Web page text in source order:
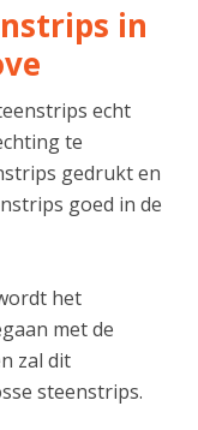
in
echt
te
gedrukt en
goed in de
het
met de
zal dit
steenstrips.